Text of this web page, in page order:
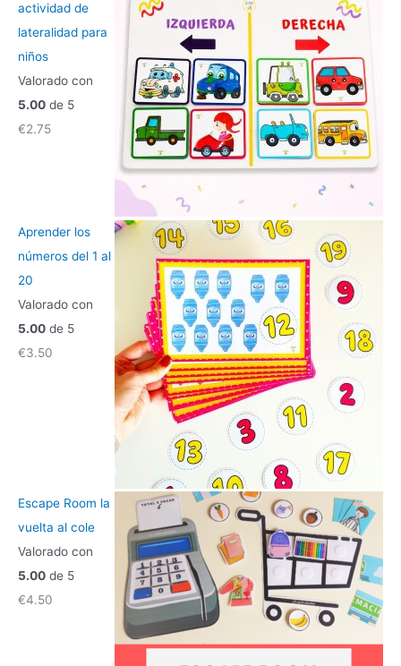
actividad de
lateralidad para
niños
Valorado con
5.00 de 5
€2.75
Aprender los
números del 1 al
20
Valorado con
5.00 de 5
€3.50
Escape Room la
vuelta al cole
Valorado con
5.00 de 5
€4.50